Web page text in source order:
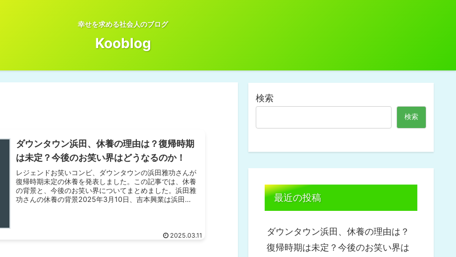
幸せを求める社会人のブログ
Kooblog
ダウンタウン浜田、休養の理由は？復帰時期
は未定？今後のお笑い界はどうなるのか！
レジェンドお笑いコンビ、ダウンタウンの浜田雅功さんが
復帰時期未定の休養を発表しました。この記事では、休養
の背景と、今後のお笑い界についてまとめました。浜田雅
功さんの休養の背景2025年3月10日、吉本興業は浜田雅
2025.03.11
検索
検索
最近の投稿
ダウンタウン浜田、休養の理由は？
復帰時期は未定？今後のお笑い界は